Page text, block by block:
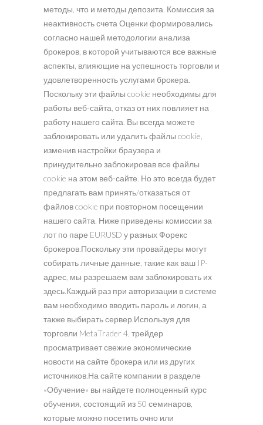
методы, что и методы депозита. Комиссия за
неактивность счета Оценки формировались
согласно нашей методологии анализа
брокеров, в которой учитываются все важные
аспекты, влияющие на успешность торговли и
удовлетворенность услугами брокера.
Поскольку эти файлы cookie необходимы для
работы веб-сайта, отказ от них повлияет на
работу нашего сайта. Вы всегда можете
заблокировать или удалить файлы cookie,
изменив настройки браузера и
принудительно заблокировав все файлы
cookie на этом веб-сайте. Но это всегда будет
предлагать вам принять/отказаться от
файлов cookie при повторном посещении
нашего сайта. Ниже приведены комиссии за
лот по паре EURUSD у разных Форекс
брокеров.Поскольку эти провайдеры могут
собирать личные данные, такие как ваш IP-
адрес, мы разрешаем вам заблокировать их
здесь.Каждый раз при авторизации в системе
вам необходимо вводить пароль и логин, а
также выбирать сервер.Используя для
торговли MetaTrader 4, трейдер
просматривает свежие экономические
новости на сайте брокера или из других
источников.На сайте компании в разделе
«Обучение» вы найдете полноценный курс
обучения, состоящий из 50 семинаров,
которые можно посетить очно или